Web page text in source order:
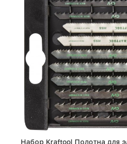
Набор Kraftool Полотна для